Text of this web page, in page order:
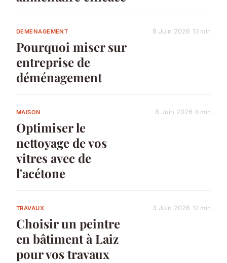
DEMENAGEMENT
Pourquoi miser sur
entreprise de
déménagement
8 Juin 2026 13 min
MAISON
Optimiser le
nettoyage de vos
vitres avec de
l'acétone
8 Juin 2026 8 min
TRAVAUX
Choisir un peintre
en bâtiment à Laiz
pour vos travaux
3 Juin 2026 12 min